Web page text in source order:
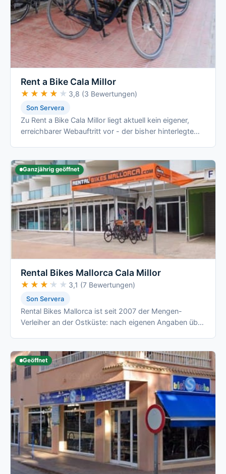
Rent a Bike Cala Millor
★★★★★
★★★★★ 3,8 (3 Bewertungen)
Son Servera
Zu Rent a Bike Cala Millor liegt aktuell kein eigener,
erreichbarer Webauftritt vor - der bisher hinterlegte
Ganzjährig geöffnet
Rental Bikes Mallorca Cala Millor
★★★★★
★★★★★ 3,1 (7 Bewertungen)
Son Servera
Rental Bikes Mallorca ist seit 2007 der Mengen-
Verleiher an der Ostküste: nach eigenen Angaben über
Geöffnet